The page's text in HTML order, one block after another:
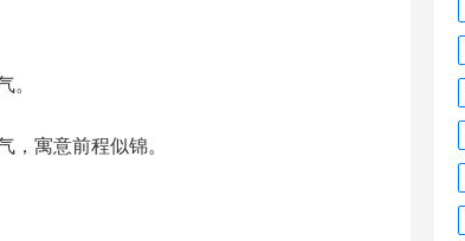
。
，寓意前程似锦。